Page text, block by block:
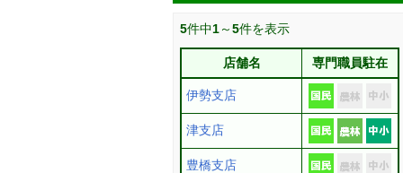
5件中1～5件を表示
店舗名 専門職員駐在
伊勢支店
津支店
豊橋支店